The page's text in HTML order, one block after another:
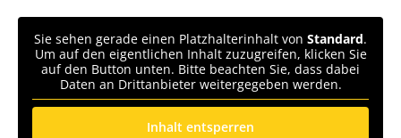
Sie sehen gerade einen Platzhalterinhalt von Standard.
Um auf den eigentlichen Inhalt zuzugreifen, klicken Sie
auf den Button unten. Bitte beachten Sie, dass dabei
Daten an Drittanbieter weitergegeben werden.
Inhalt entsperren